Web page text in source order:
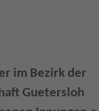
im Bezirk der
Guetersloh